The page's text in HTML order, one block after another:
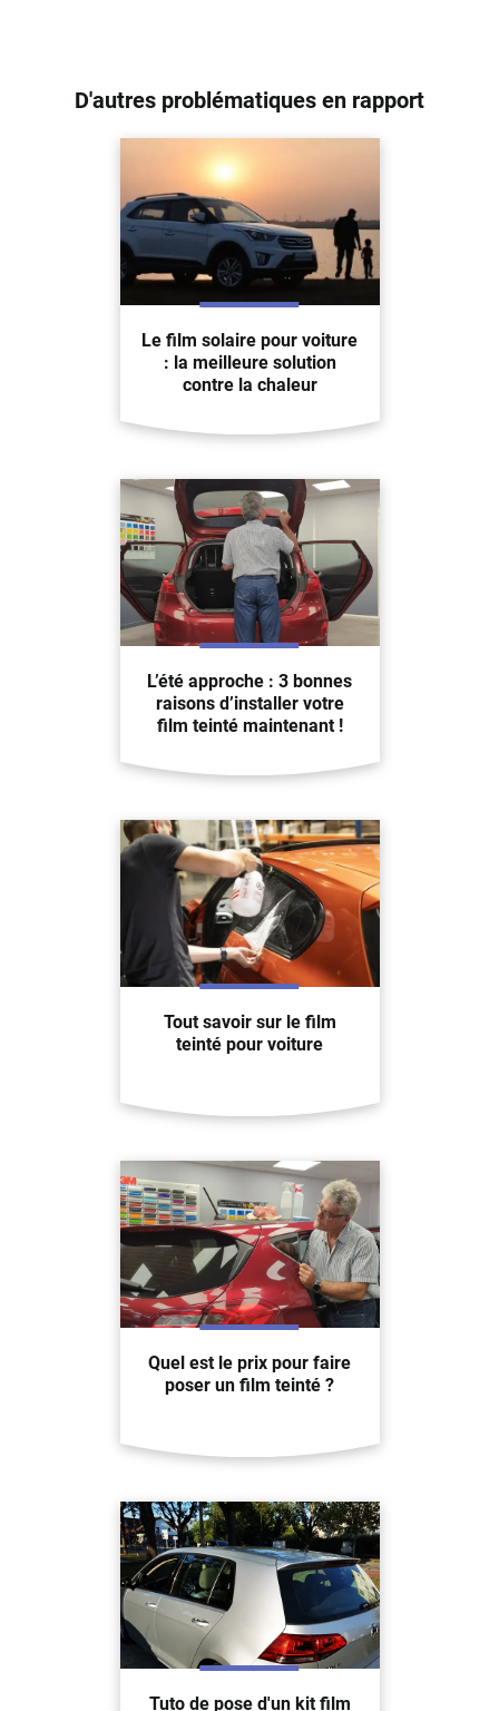
D'autres problématiques en rapport
Le film solaire pour voiture
: la meilleure solution
contre la chaleur
L’été approche : 3 bonnes
raisons d’installer votre
film teinté maintenant !
Tout savoir sur le film
teinté pour voiture
Quel est le prix pour faire
poser un film teinté ?
Tuto de pose d'un kit film